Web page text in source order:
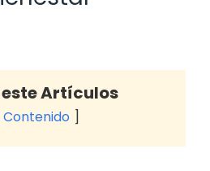
Artículos